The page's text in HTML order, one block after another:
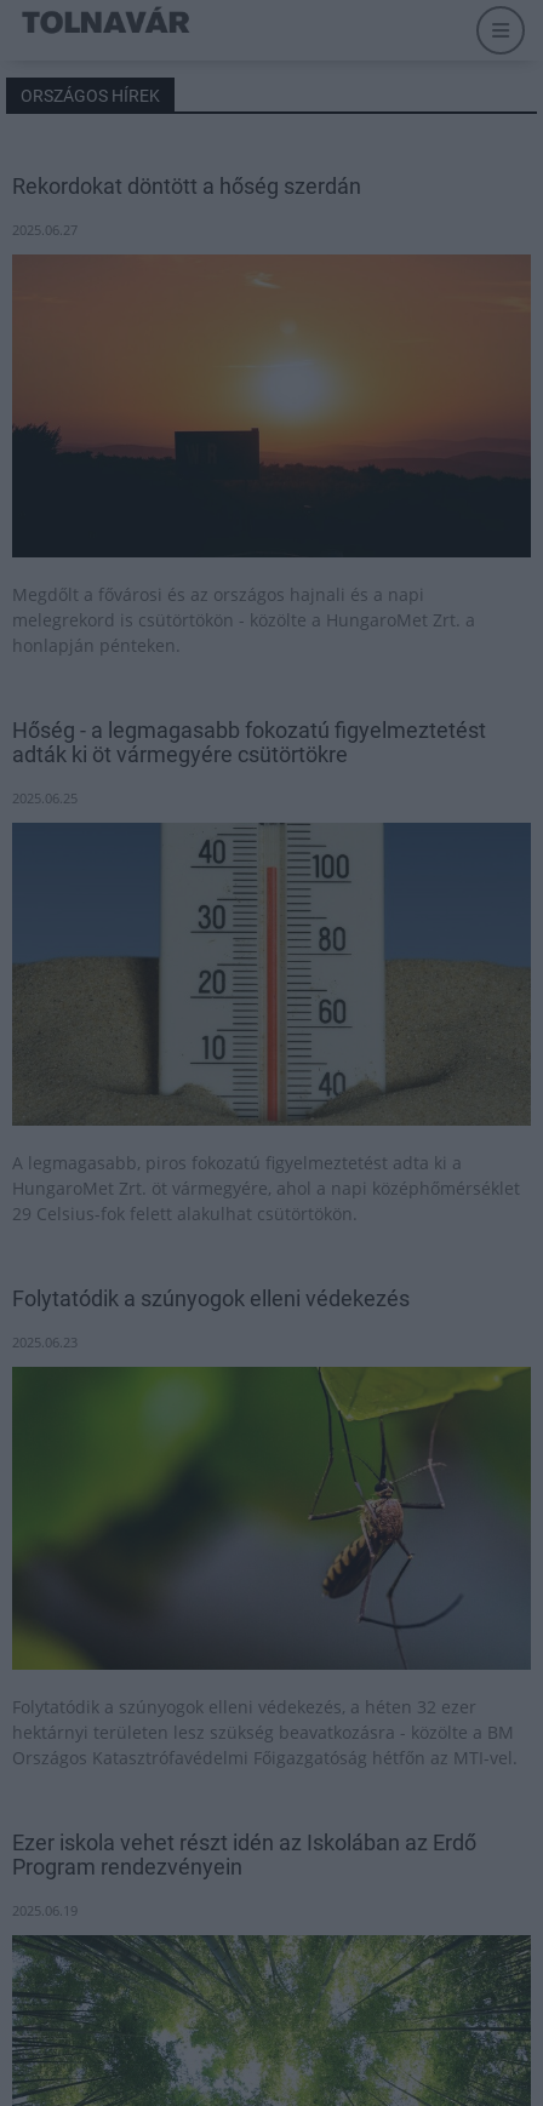
ORSZÁGOS HÍREK
Rekordokat döntött a hőség szerdán
2025.06.27
Megdőlt a fővárosi és az országos hajnali és a napi
melegrekord is csütörtökön - közölte a HungaroMet Zrt. a
honlapján pénteken.
Hőség - a legmagasabb fokozatú figyelmeztetést
adták ki öt vármegyére csütörtökre
2025.06.25
A legmagasabb, piros fokozatú figyelmeztetést adta ki a
HungaroMet Zrt. öt vármegyére, ahol a napi középhőmérséklet
29 Celsius-fok felett alakulhat csütörtökön.
Folytatódik a szúnyogok elleni védekezés
2025.06.23
Folytatódik a szúnyogok elleni védekezés, a héten 32 ezer
hektárnyi területen lesz szükség beavatkozásra - közölte a BM
Országos Katasztrófavédelmi Főigazgatóság hétfőn az MTI-vel.
Ezer iskola vehet részt idén az Iskolában az Erdő
Program rendezvényein
2025.06.19